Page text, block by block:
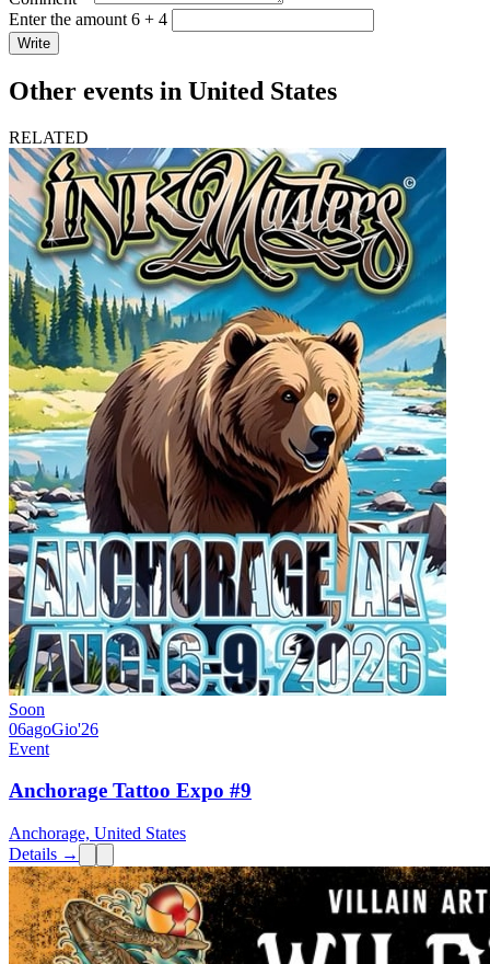
Enter the amount 6 + 4
Write
Other events in United States
RELATED
Soon
06agoGio'26
Event
Anchorage Tattoo Expo #9
Anchorage, United States
Details →